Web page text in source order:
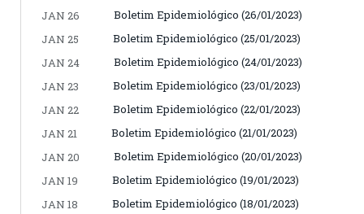
JAN 26
Boletim Epidemiológico (26/01/2023)
JAN 25
Boletim Epidemiológico (25/01/2023)
JAN 24
Boletim Epidemiológico (24/01/2023)
JAN 23
Boletim Epidemiológico (23/01/2023)
JAN 22
Boletim Epidemiológico (22/01/2023)
JAN 21
Boletim Epidemiológico (21/01/2023)
JAN 20
Boletim Epidemiológico (20/01/2023)
JAN 19
Boletim Epidemiológico (19/01/2023)
JAN 18
Boletim Epidemiológico (18/01/2023)